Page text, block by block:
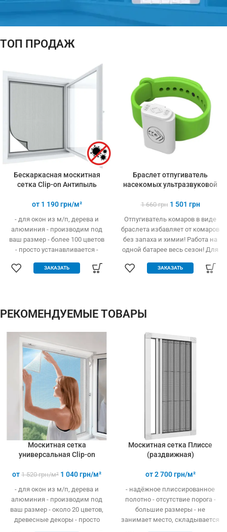
ПОДАРОК!
При покупке
3-х и более
ТОП ПРОДАЖ
Бескаркасная москитная
сетка Clip-on Антипыль
от 1 190грн/м²
- для окон из м/п, дерева и
алюминия - производим под
ваш размер - более 100 цветов
- просто устанавливается -
дешевле аналогов при явных
размеры: треугольник,
трапеция - проста в установке
(инструмент не нужен)
ЗАКАЗАТЬ
Браслет отпугиватель
насекомых ультразвуковой
1 660грн 1 501 грн
Отпугиватель комаров в виде
браслета избавляет от комаров
без запаха и химии! Работа на
одной батарее весь сезон! Для
ЗАКАЗАТЬ
РЕКОМЕНДУЕМЫЕ ТОВАРЫ
Москитная сетка
универсальная Clip-on
от 1 520грн/м² 1 040грн/м²
- для окон из м/п, дерева и
алюминия - производим под
ваш размер - около 20 цветов,
древесные декоры - просто
Москитная сетка Плиссе
(раздвижная)
от 2 700грн/м²
- надёжное плиссированное
полотно - отсутствие порога -
большие размеры - не
занимает место, складывается